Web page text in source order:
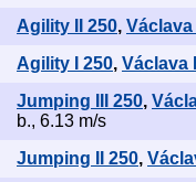
Agility II 250,
Agility I 250, Václava
Jumping III 250,
b., 6.13 m/s
Jumping II 250,